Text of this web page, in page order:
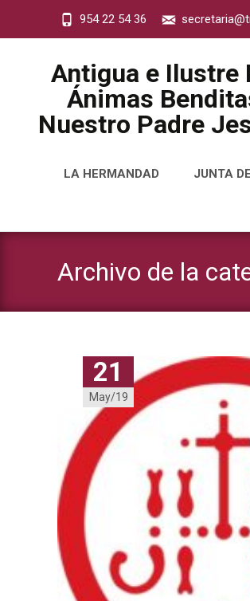
954 22 54 36
Antigua e Ilustre
Ánimas
Nuestro Padre
LA HERMANDAD JUNTA
Archivo de la
21
May/19